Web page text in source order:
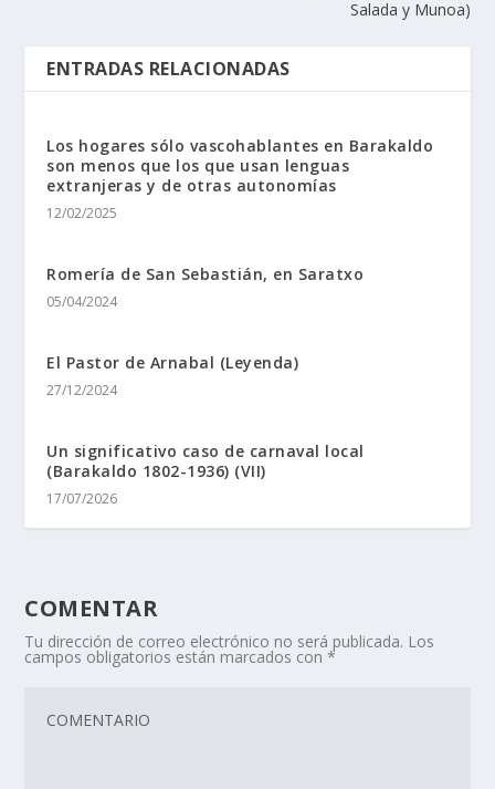
Salada y Munoa)
ENTRADAS RELACIONADAS
Los hogares sólo vascohablantes en Barakaldo
son menos que los que usan lenguas
extranjeras y de otras autonomías
12/02/2025
Romerí­a de San Sebastián, en Saratxo
05/04/2024
El Pastor de Arnabal (Leyenda)
27/12/2024
Un significativo caso de carnaval local
(Barakaldo 1802-1936) (VII)
17/07/2026
COMENTAR
Tu dirección de correo electrónico no será publicada. Los
campos obligatorios están marcados con*